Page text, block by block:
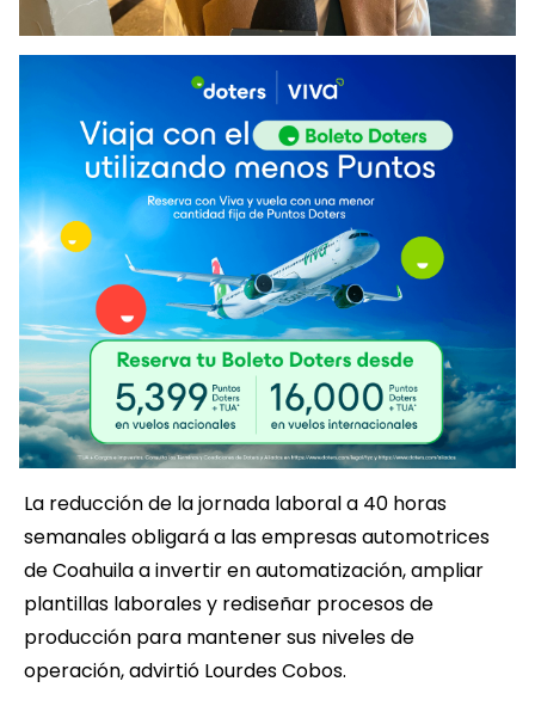
La reducción de la jornada laboral a 40 horas
semanales obligará a las empresas automotrices
de Coahuila a invertir en automatización, ampliar
plantillas laborales y rediseñar procesos de
producción para mantener sus niveles de
operación, advirtió Lourdes Cobos.